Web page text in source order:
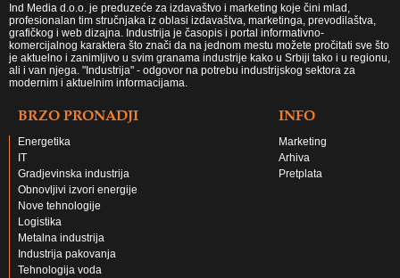
Ind Media d.o.o. je preduzeće za izdavaštvo i marketing koje čini mlad,
profesionalan tim stručnjaka iz oblasi izdavaštva, marketinga, prevodilaštva,
grafičkog i web dizajna. Industrija je časopis i portal informativno-
komercijalnog karaktera što znači da na jednom mestu možete pročitati sve što
je aktuelno i zanimljivo u svim granama industrije kako u Srbiji tako i u regionu,
ali i van njega. "Industrija" - odgovor na potrebu industrijskog sektora za
modernim i aktuelnim informacijama.
BRZO PRONADJI
Energetika
IT
Gradjevinska industrija
Obnovljivi izvori energije
Nove tehnologije
Logistika
Metalna industrija
Industrija pakovanja
Tehnologija voda
INFO
Marketing
Arhiva
Pretplata